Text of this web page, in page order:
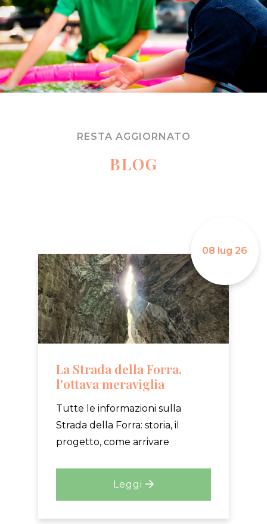
RESTA AGGIORNATO
BLOG
La Strada della Forra,
l'ottava meraviglia
Tutte le informazioni sulla
Strada della Forra: storia, il
progetto, come arrivare
Leggi
08 lug 26